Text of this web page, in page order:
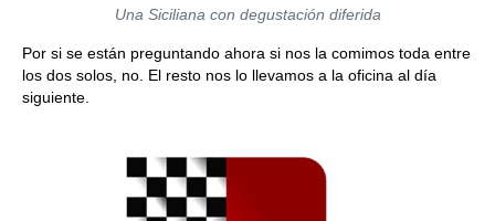
Una Siciliana con degustación diferida
Por si se están preguntando ahora si nos la comimos toda entre
los dos solos, no. El resto nos lo llevamos a la oficina al día
siguiente.